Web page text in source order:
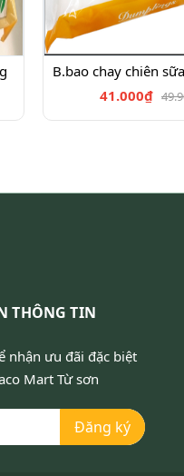
B.bao chay chiên
41.000₫
THÔNG TIN
nhận ưu đãi đặc biệt
Mart Từ sơn
Đăng ký